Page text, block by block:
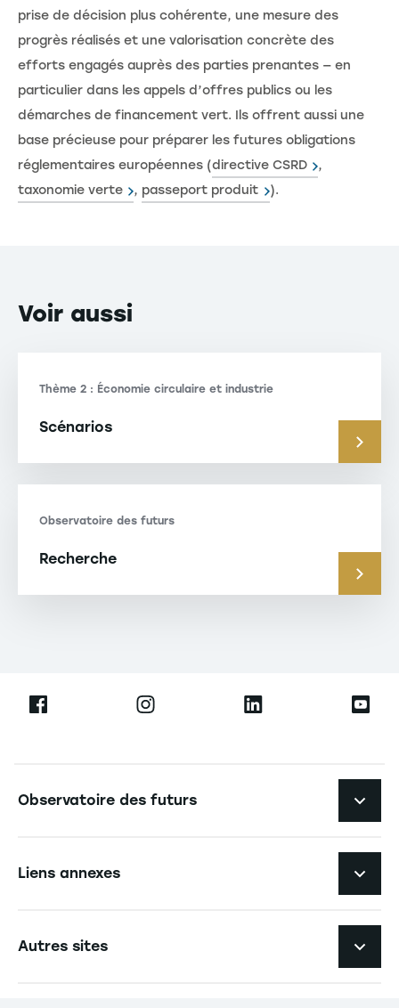
prise de décision plus cohérente, une mesure des
progrès réalisés et une valorisation concrète des
efforts engagés auprès des parties prenantes — en
particulier dans les appels d’offres publics ou les
démarches de financement vert. Ils offrent aussi une
base précieuse pour préparer les futures obligations
réglementaires européennes (directive CSRD
,
taxonomie verte
, passeport produit ).
Voir aussi
Thème 2 : Économie circulaire et industrie
Scénarios
Observatoire des futurs
Recherche
Observatoire des futurs
Liens annexes
Autres sites